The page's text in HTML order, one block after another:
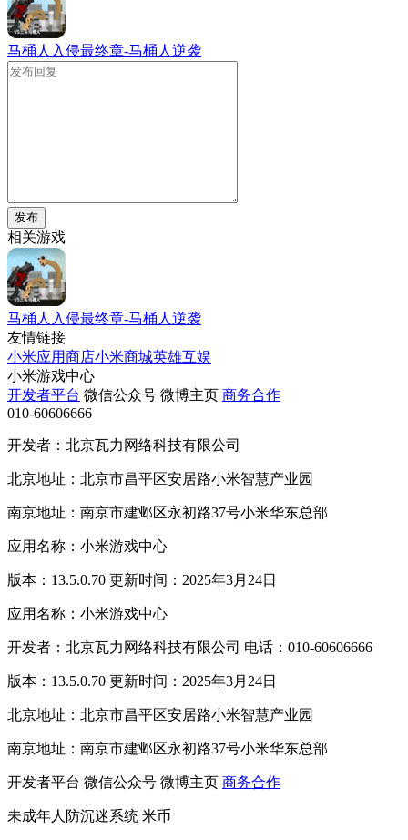
马桶人入侵最终章-马桶人逆袭
发布
相关游戏
马桶人入侵最终章-马桶人逆袭
友情链接
小米应用商店小米商城英雄互娱
小米游戏中心
开发者平台 微信公众号 微博主页 商务合作
010-60606666
开发者：北京瓦力网络科技有限公司
北京地址：北京市昌平区安居路小米智慧产业园
南京地址：南京市建邺区永初路37号小米华东总部
应用名称：小米游戏中心
版本：13.5.0.70 更新时间：2025年3月24日
应用名称：小米游戏中心
开发者：北京瓦力网络科技有限公司 电话：010-60606666
版本：13.5.0.70 更新时间：2025年3月24日
北京地址：北京市昌平区安居路小米智慧产业园
南京地址：南京市建邺区永初路37号小米华东总部
开发者平台 微信公众号 微博主页 商务合作
未成年人防沉迷系统 米币